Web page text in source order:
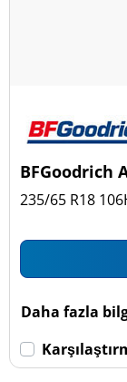
BFGoodrich
235/65 R18 106
Daha fazla